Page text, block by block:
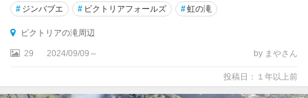
# ジンバブエ # ビクトリアフォールズ #虹の滝
ビクトリアの滝周辺
29 2024/09/09～ by まやさん
投稿日：１年以上前